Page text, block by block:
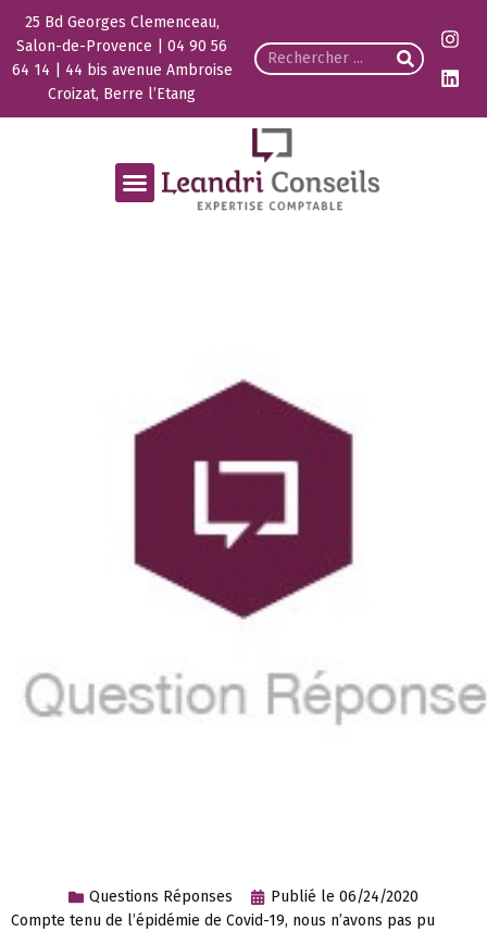
25 Bd Georges Clemenceau,
Salon-de-Provence | 04 90 56
64 14 | 44 bis avenue Ambroise
Croizat, Berre l’Etang
Questions Réponses Publié le 06/24/2020
Compte tenu de l’épidémie de Covid-19, nous n’avons pas pu